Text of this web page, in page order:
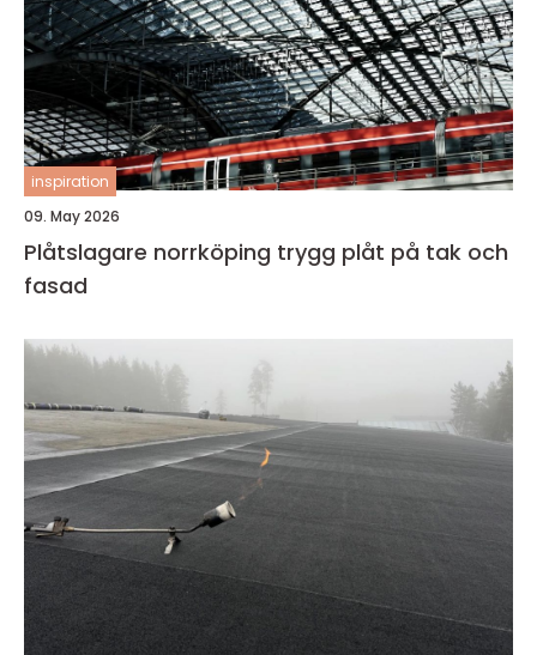
inspiration
09. May 2026
Plåtslagare norrköping trygg plåt på tak och
fasad